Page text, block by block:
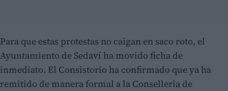
Para que estas protestas no caigan en saco roto, el
Ayuntamiento de Sedaví ha movido ficha de
inmediato. El Consistorio ha confirmado que ya ha
remitido de manera formal a la Conselleria de